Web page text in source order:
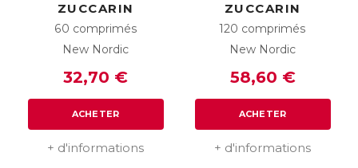
ZUCCARIN
60 comprimés
New Nordic
32,70 €
ACHETER
+ d'informations
ZUCCARIN
120 comprimés
New Nordic
58,60 €
ACHETER
+ d'informations